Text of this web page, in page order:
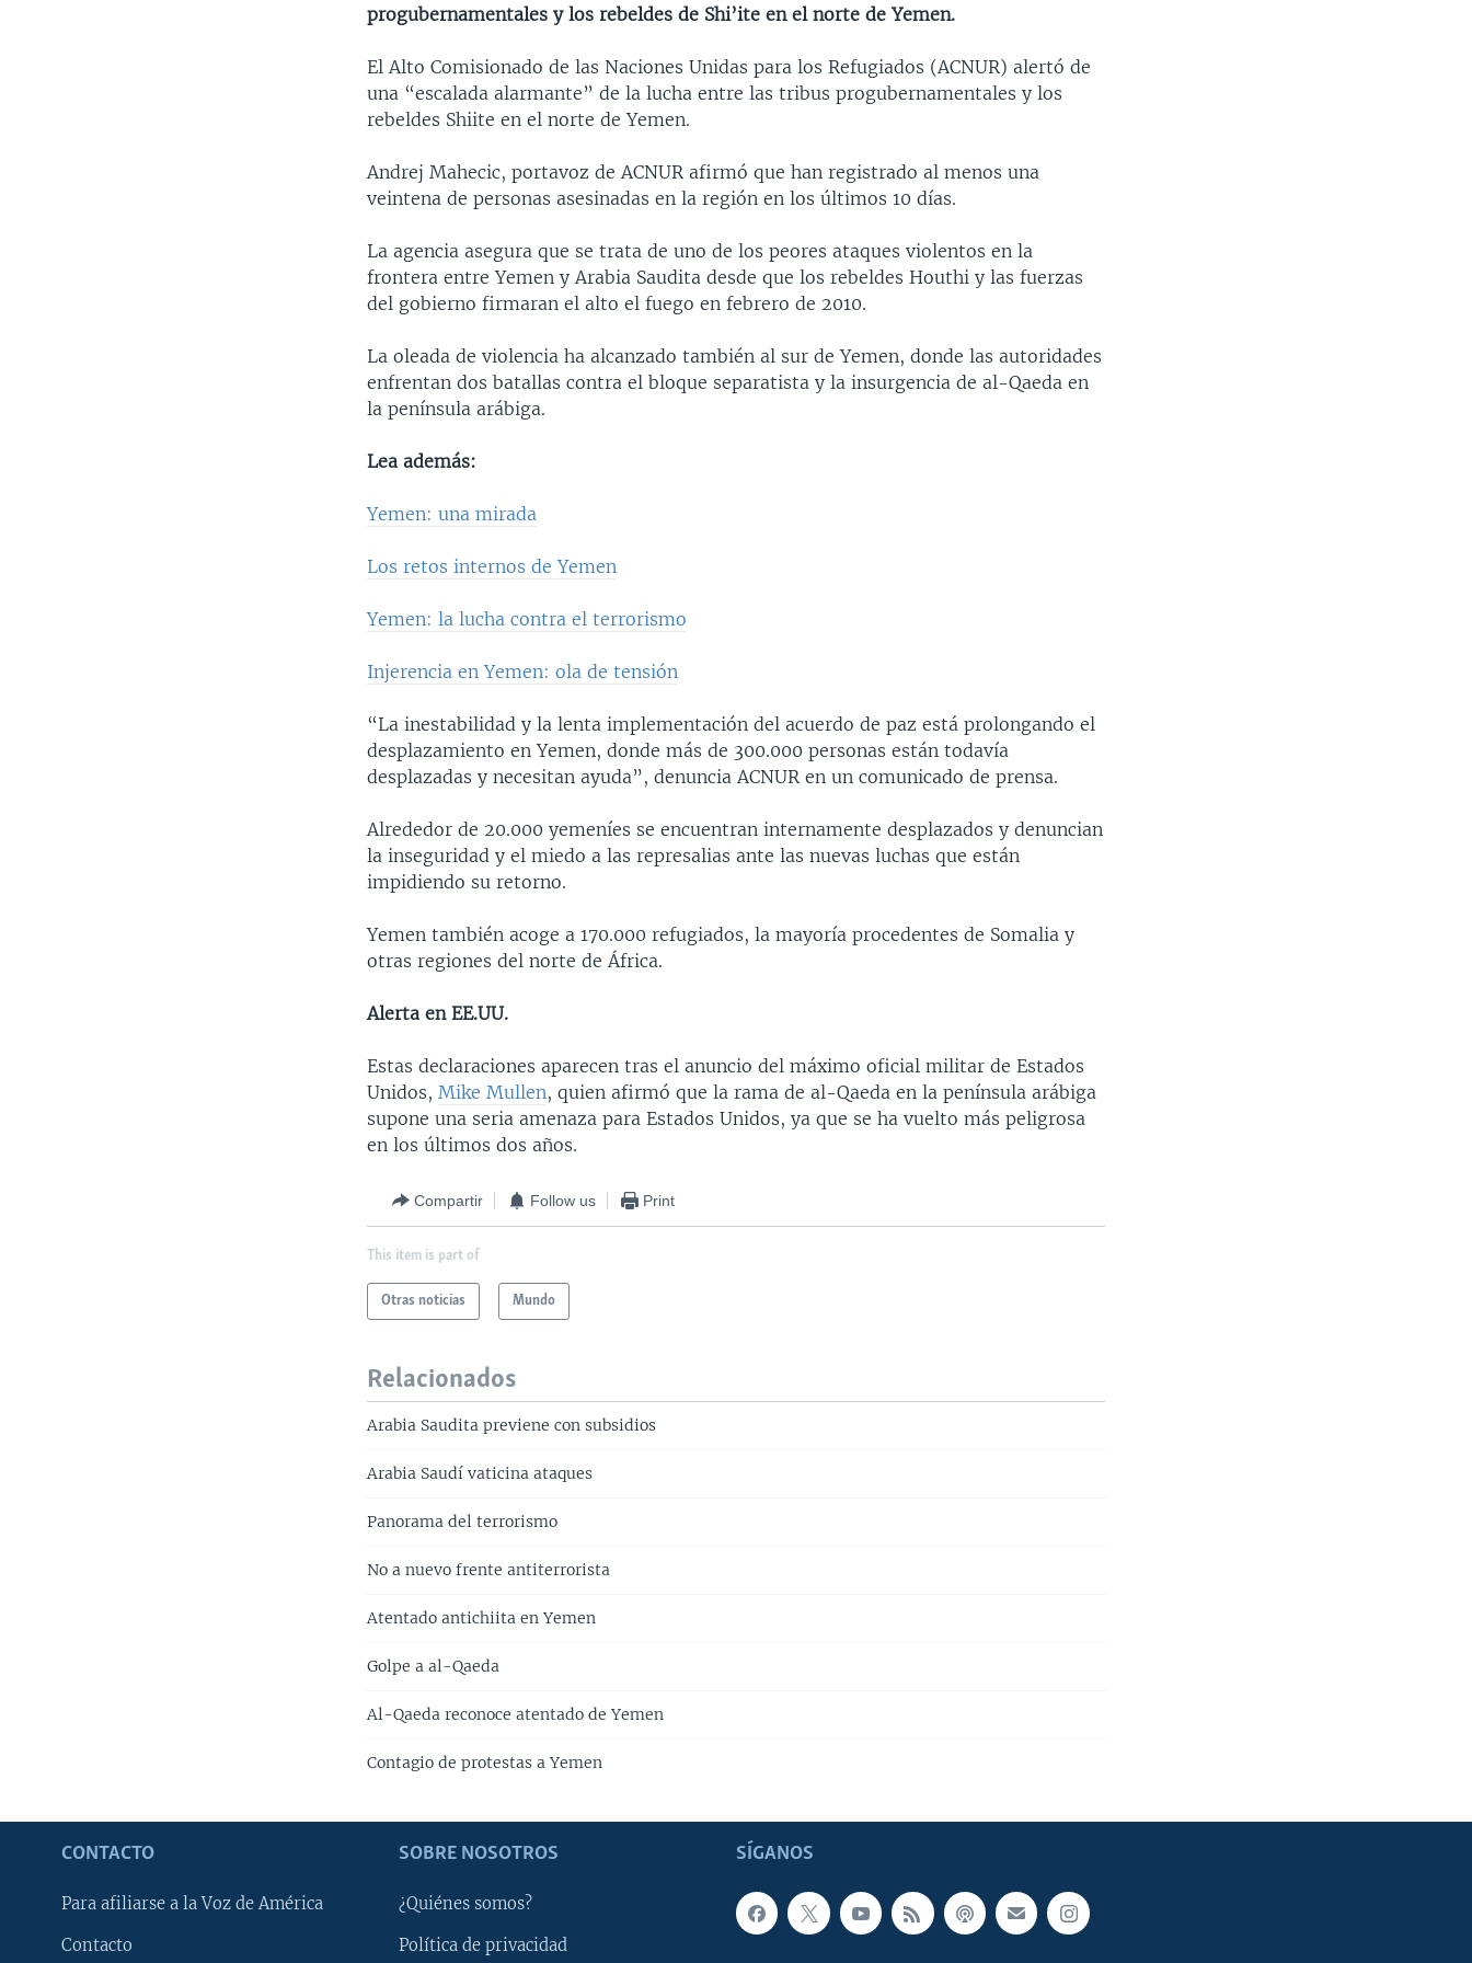
progubernamentales y los rebeldes de Shi’ite en el norte de Yemen.
El Alto Comisionado de las Naciones Unidas para los Refugiados (ACNUR) alertó de
una “escalada alarmante” de la lucha entre las tribus progubernamentales y los
rebeldes Shiite en el norte de Yemen.
Andrej Mahecic, portavoz de ACNUR afirmó que han registrado al menos una
veintena de personas asesinadas en la región en los últimos 10 días.
La agencia asegura que se trata de uno de los peores ataques violentos en la
frontera entre Yemen y Arabia Saudita desde que los rebeldes Houthi y las fuerzas
del gobierno firmaran el alto el fuego en febrero de 2010.
La oleada de violencia ha alcanzado también al sur de Yemen, donde las autoridades
enfrentan dos batallas contra el bloque separatista y la insurgencia de al-Qaeda en
la península arábiga.
Lea además:
Yemen: una mirada
Los retos internos de Yemen
Yemen: la lucha contra el terrorismo
Injerencia en Yemen: ola de tensión
“La inestabilidad y la lenta implementación del acuerdo de paz está prolongando el
desplazamiento en Yemen, donde más de 300.000 personas están todavía
desplazadas y necesitan ayuda”, denuncia ACNUR en un comunicado de prensa.
Alrededor de 20.000 yemeníes se encuentran internamente desplazados y denuncian
la inseguridad y el miedo a las represalias ante las nuevas luchas que están
impidiendo su retorno.
Yemen también acoge a 170.000 refugiados, la mayoría procedentes de Somalia y
otras regiones del norte de África.
Alerta en EE.UU.
Estas declaraciones aparecen tras el anuncio del máximo oficial militar de Estados
Unidos,Mike Mullen, quien afirmó que la rama de al-Qaeda en la península arábiga
supone una seria amenaza para Estados Unidos, ya que se ha vuelto más peligrosa
en los últimos dos años.
Compartir Follow us Print
This item is part of
Otras noticias Mundo
Relacionados
Arabia Saudita previene con subsidios
Arabia Saudí vaticina ataques
Panorama del terrorismo
No a nuevo frente antiterrorista
Atentado antichiita en Yemen
Golpe a al-Qaeda
Al-Qaeda reconoce atentado de Yemen
Contagio de protestas a Yemen
SÍGANOS
CONTACTO
Para afiliarse a la Voz de América
Contacto
SOBRE NOSOTROS
¿Quiénes somos?
Política de privacidad